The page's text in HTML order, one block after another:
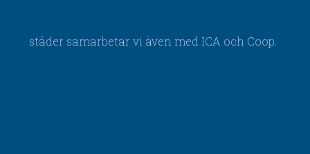
städer samarbetar vi även med ICA och Coop.